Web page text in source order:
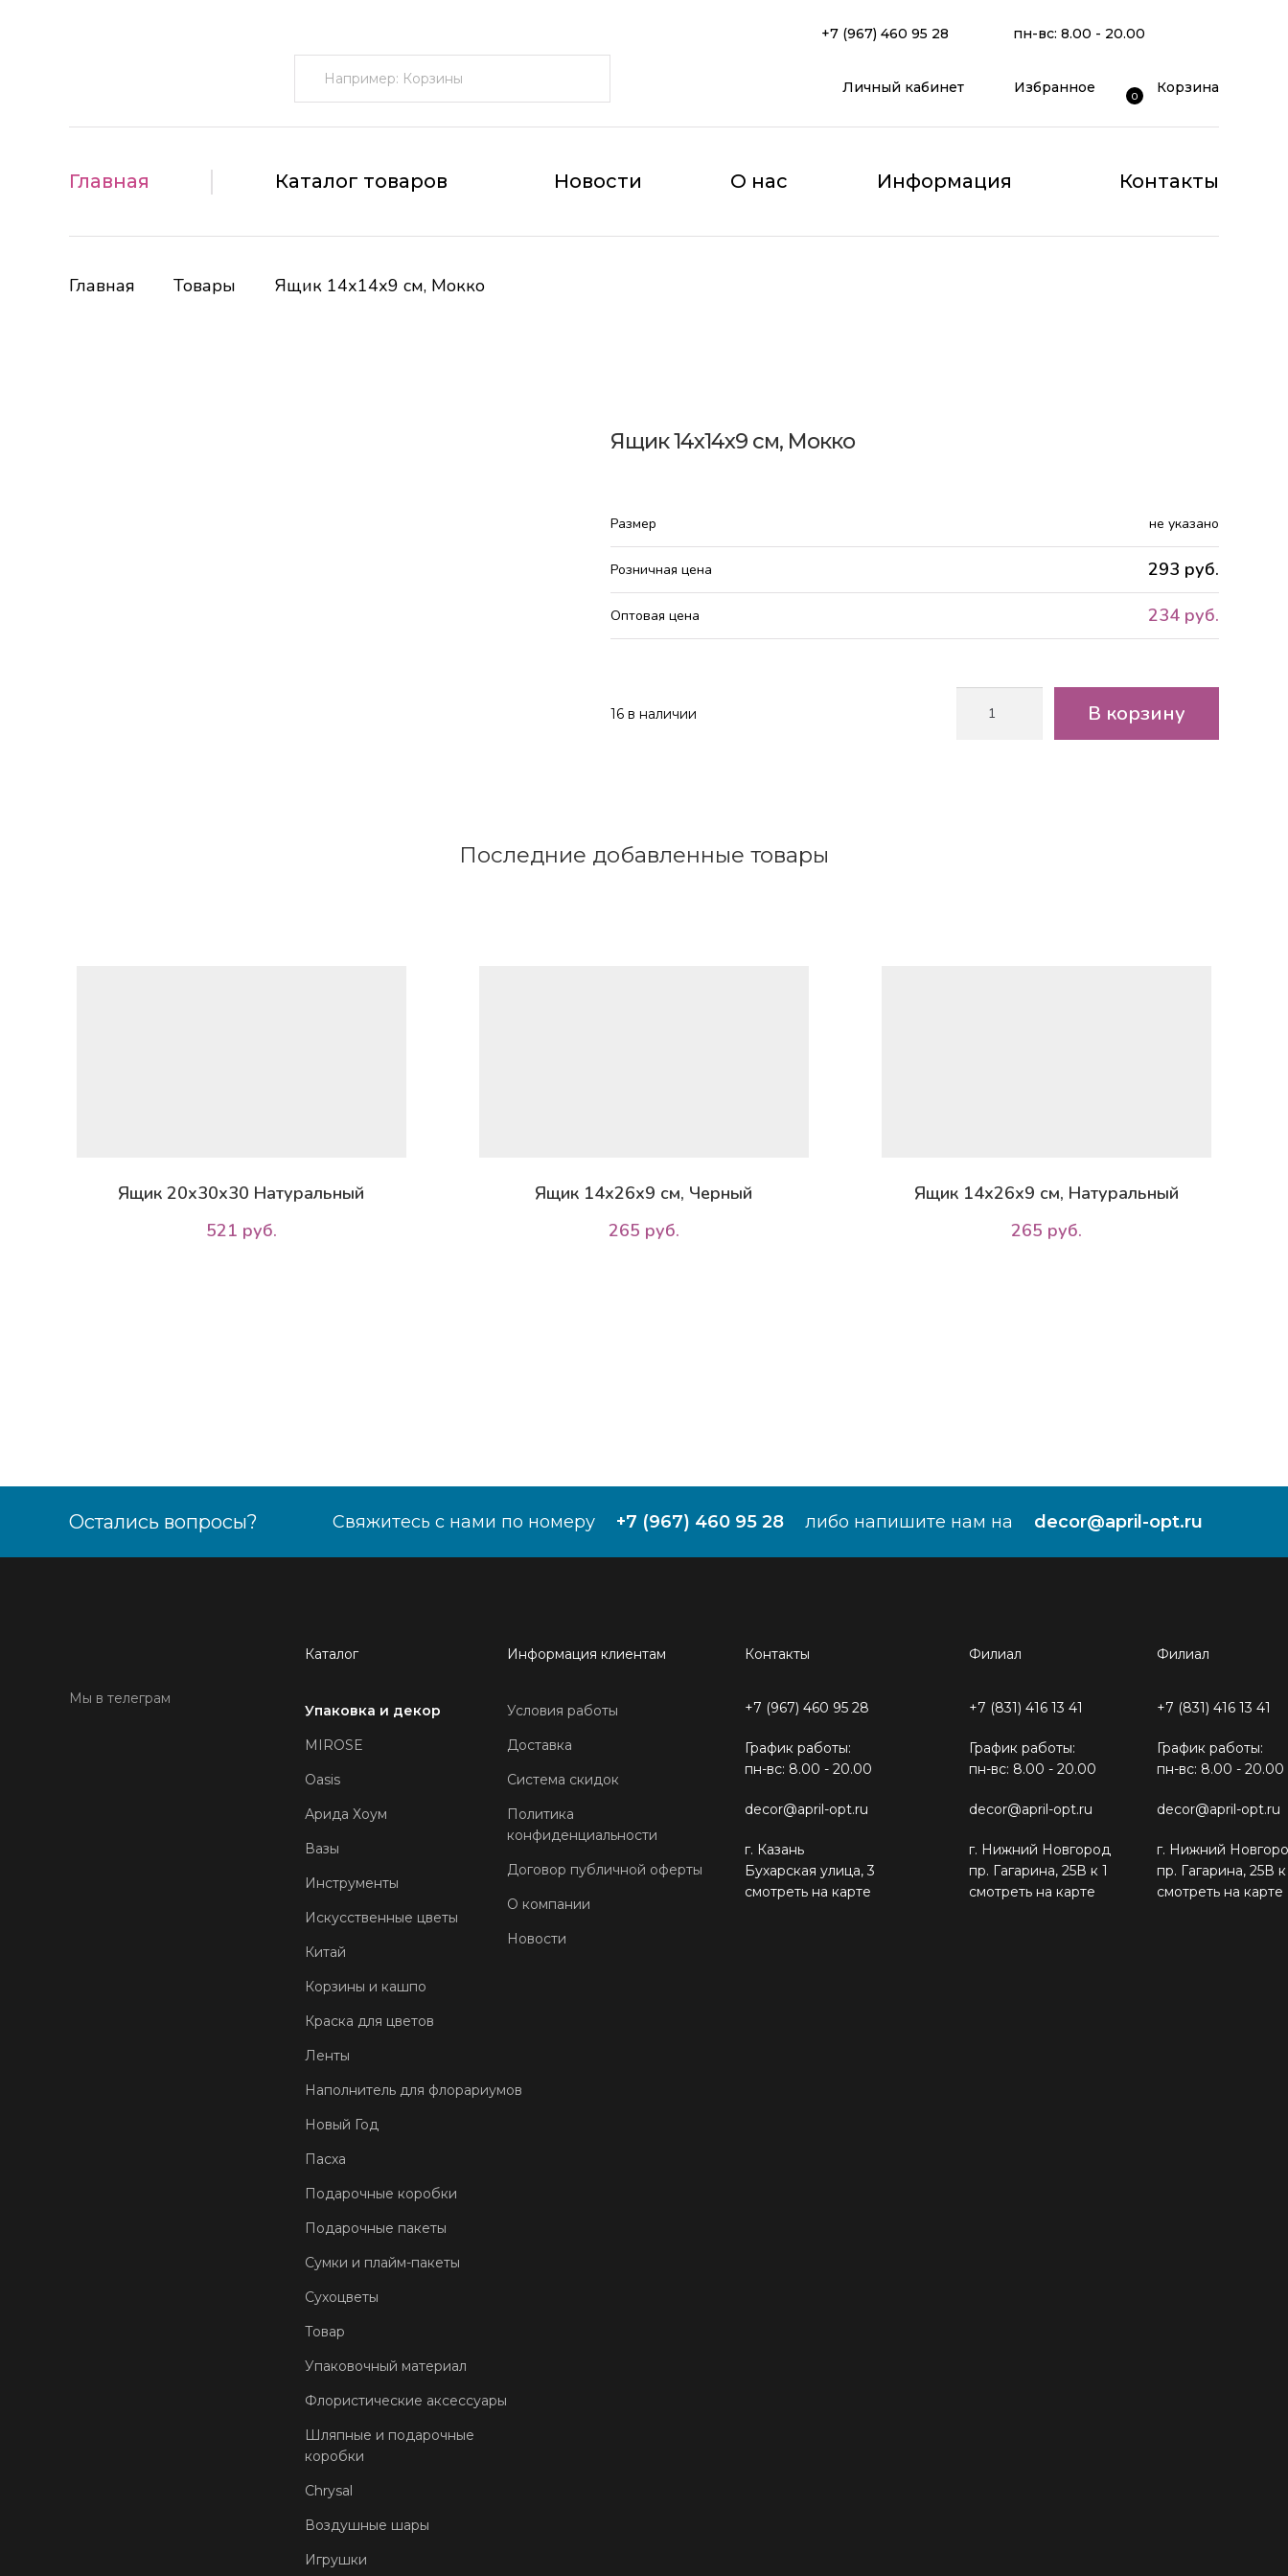
+7 (967) 460 95 28 пн-вс: 8.00 - 20.00
Личный кабинет Избранное
0
Корзина
Главная Каталог товаров Новости О нас Информация Контакты
Главная Товары Ящик 14х14х9 см, Мокко
Ящик 14х14х9 см, Мокко
Размер не указано
Розничная цена 293 руб.
Оптовая цена 234 руб.
16 в наличии
товара
В корзину
Последние добавленные товары
Ящик 20х30х30 Натуральный
521 руб.
Ящик 14х26х9 см, Черный
265 руб.
Ящик 14х26х9 см, Натуральный
265 руб.
Остались вопросы? Свяжитесь с нами по номеру +7 (967) 460 95 28 либо напишите нам на decor@april-opt.ru
Мы в телеграм
Каталог
Упаковка и декор
MIROSE
Oasis
Арида Хоум
Вазы
Инструменты
Искусственные цветы
Китай
Корзины и кашпо
Краска для цветов
Ленты
Наполнитель для флорариумов
Новый Год
Пасха
Подарочные коробки
Подарочные пакеты
Сумки и плайм-пакеты
Сухоцветы
Товар
Упаковочный материал
Флористические аксессуары
Шляпные и подарочные
коробки
Chrysal
Воздушные шары
Игрушки
Информация клиентам
Условия работы
Доставка
Система скидок
Политика
конфиденциальности
Договор публичной оферты
О компании
Новости
Контакты
+7 (967) 460 95 28
График работы:
пн-вс: 8.00 - 20.00
decor@april-opt.ru
г. Казань
Бухарская улица, 3
смотреть на карте
Филиал
+7 (831) 416 13 41
График работы:
пн-вс: 8.00 - 20.00
decor@april-opt.ru
г. Нижний Новгород
пр. Гагарина, 25В к 1
смотреть на карте
Филиал
+7 (831) 416 13 41
График работы:
пн-вс: 8.00 - 20.00
decor@april-opt.ru
г. Нижний
пр. Гагарина, 25В к
смотреть на карте